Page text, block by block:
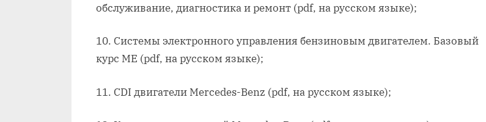
обслуживание, диагностика и ремонт (pdf, на русском языке);
10. Системы электронного управления бензиновым двигателем. Базовый
курс МЕ (pdf, на русском языке);
11. CDI двигатели Mercedes-Benz (pdf, на русском языке);